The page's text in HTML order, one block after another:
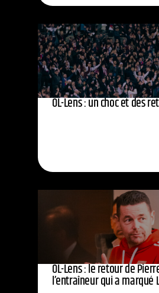
OL-Lens : un choc et des
OL-Lens : le retour de
l’entraîneur qui a marqué